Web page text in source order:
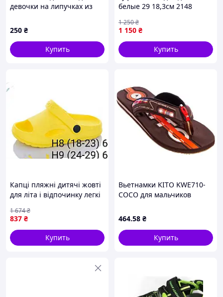
девочки на липучках из
18р
250 ₴
Купить
белые 29 18,3см 2148
1 150 ₴
1 250₴
Купить
Капці пляжні дитячі жовті
для літа і відпочинку легкі
837 ₴
1 674₴
Купить
Вьетнамки KITO KWE710-
COCO для мальчиков
красный EVA
464.58 ₴
Купить